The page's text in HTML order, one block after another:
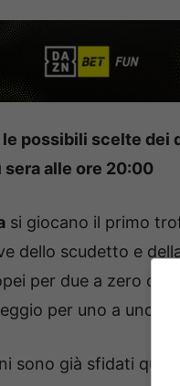
possibili scelte dei
sera alle ore 20:00
si giocano il primo
dello scudetto e
per due a zero con
per uno a uno
sono già sfidati